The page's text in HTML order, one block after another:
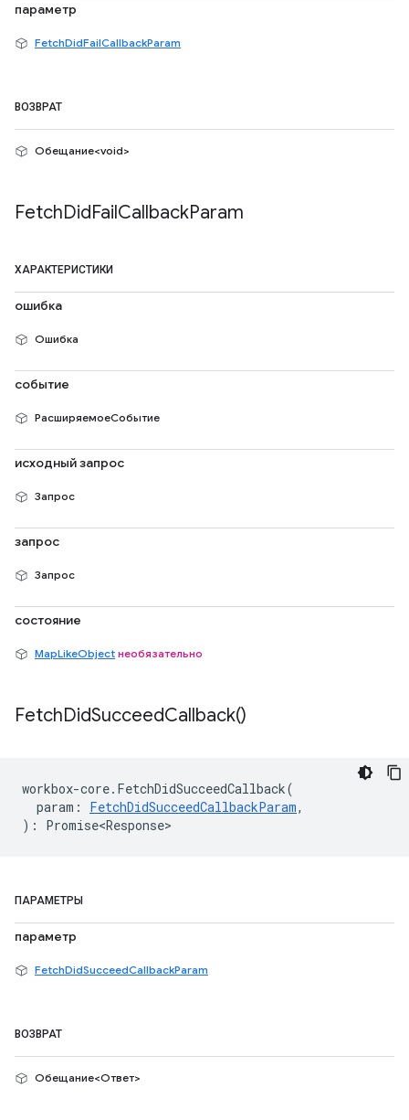
параметр
FetchDidFailCallbackParam
ВОЗВРАТ
Обещание<void>
FetchDidFailCallbackParam
ХАРАКТЕРИСТИКИ
ошибка
Ошибка
событие
РасширяемоеСобытие
исходный запрос
Запрос
запрос
Запрос
состояние
MapLikeObject необязательно
FetchDidSucceedCallback()
workbox-core. FetchDidSucceedCallback(
param : FetchDidSucceedCallbackParam,
) : Promise<Response>
ПАРАМЕТРЫ
параметр
FetchDidSucceedCallbackParam
ВОЗВРАТ
Обещание<Ответ>